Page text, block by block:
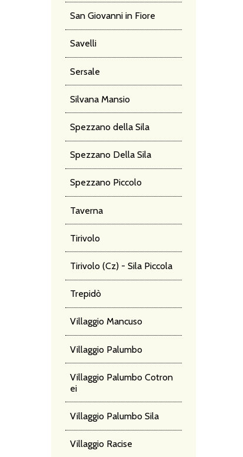
San Giovanni in Fiore
Savelli
Sersale
Silvana Mansio
Spezzano della Sila
Spezzano Della Sila
Spezzano Piccolo
Taverna
Tirivolo
Tirivolo (Cz) - Sila Piccola
Trepidò
Villaggio Mancuso
Villaggio Palumbo
Villaggio Palumbo Cotron
ei
Villaggio Palumbo Sila
Villaggio Racise